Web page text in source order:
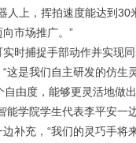
人上，挥拍速度能达到30
市场推广。”
捕捉手部动作并实现同
这是我们自主研发的仿生
由度，能够更灵活地做
能学院学生代表李平安一
补充，“我们的灵巧手将